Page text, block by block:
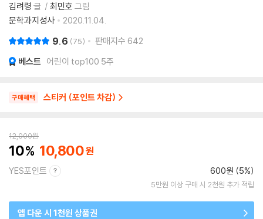
김려령 글 최민호 그림
문학과지성사
2020.11.04.
9.6 75 판매지수 642
베스트 어린이 top100 5주
구매혜택 스티커 (포인트 차감)
12,000원
10 10,800
YES포인트 600원 (5%)
5만원 이상 구매 시 2천원 추가 적립
앱 다운 시 1천원 상품권